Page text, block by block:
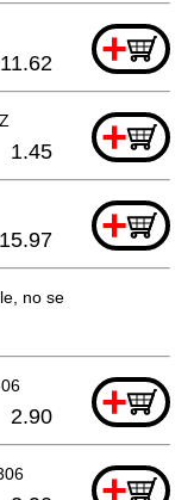
+
11.62
+
1.45
+
15.97
no se puede pedir
+
2.90